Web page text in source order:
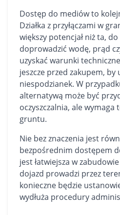
Dostęp do mediów to
Działka z przyłączami w
większy potencjał niż ta,
doprowadzić wodę, prąd
uzyskać warunki
jeszcze przed zakupem, by
niespodzianek. W
alternatywą może być
oczyszczalnia, ale
gruntu.
Nie bez znaczenia jest
bezpośrednim dostępem
jest łatwiejsza w
dojazd prowadzi przez
konieczne będzie
wydłuża procedury